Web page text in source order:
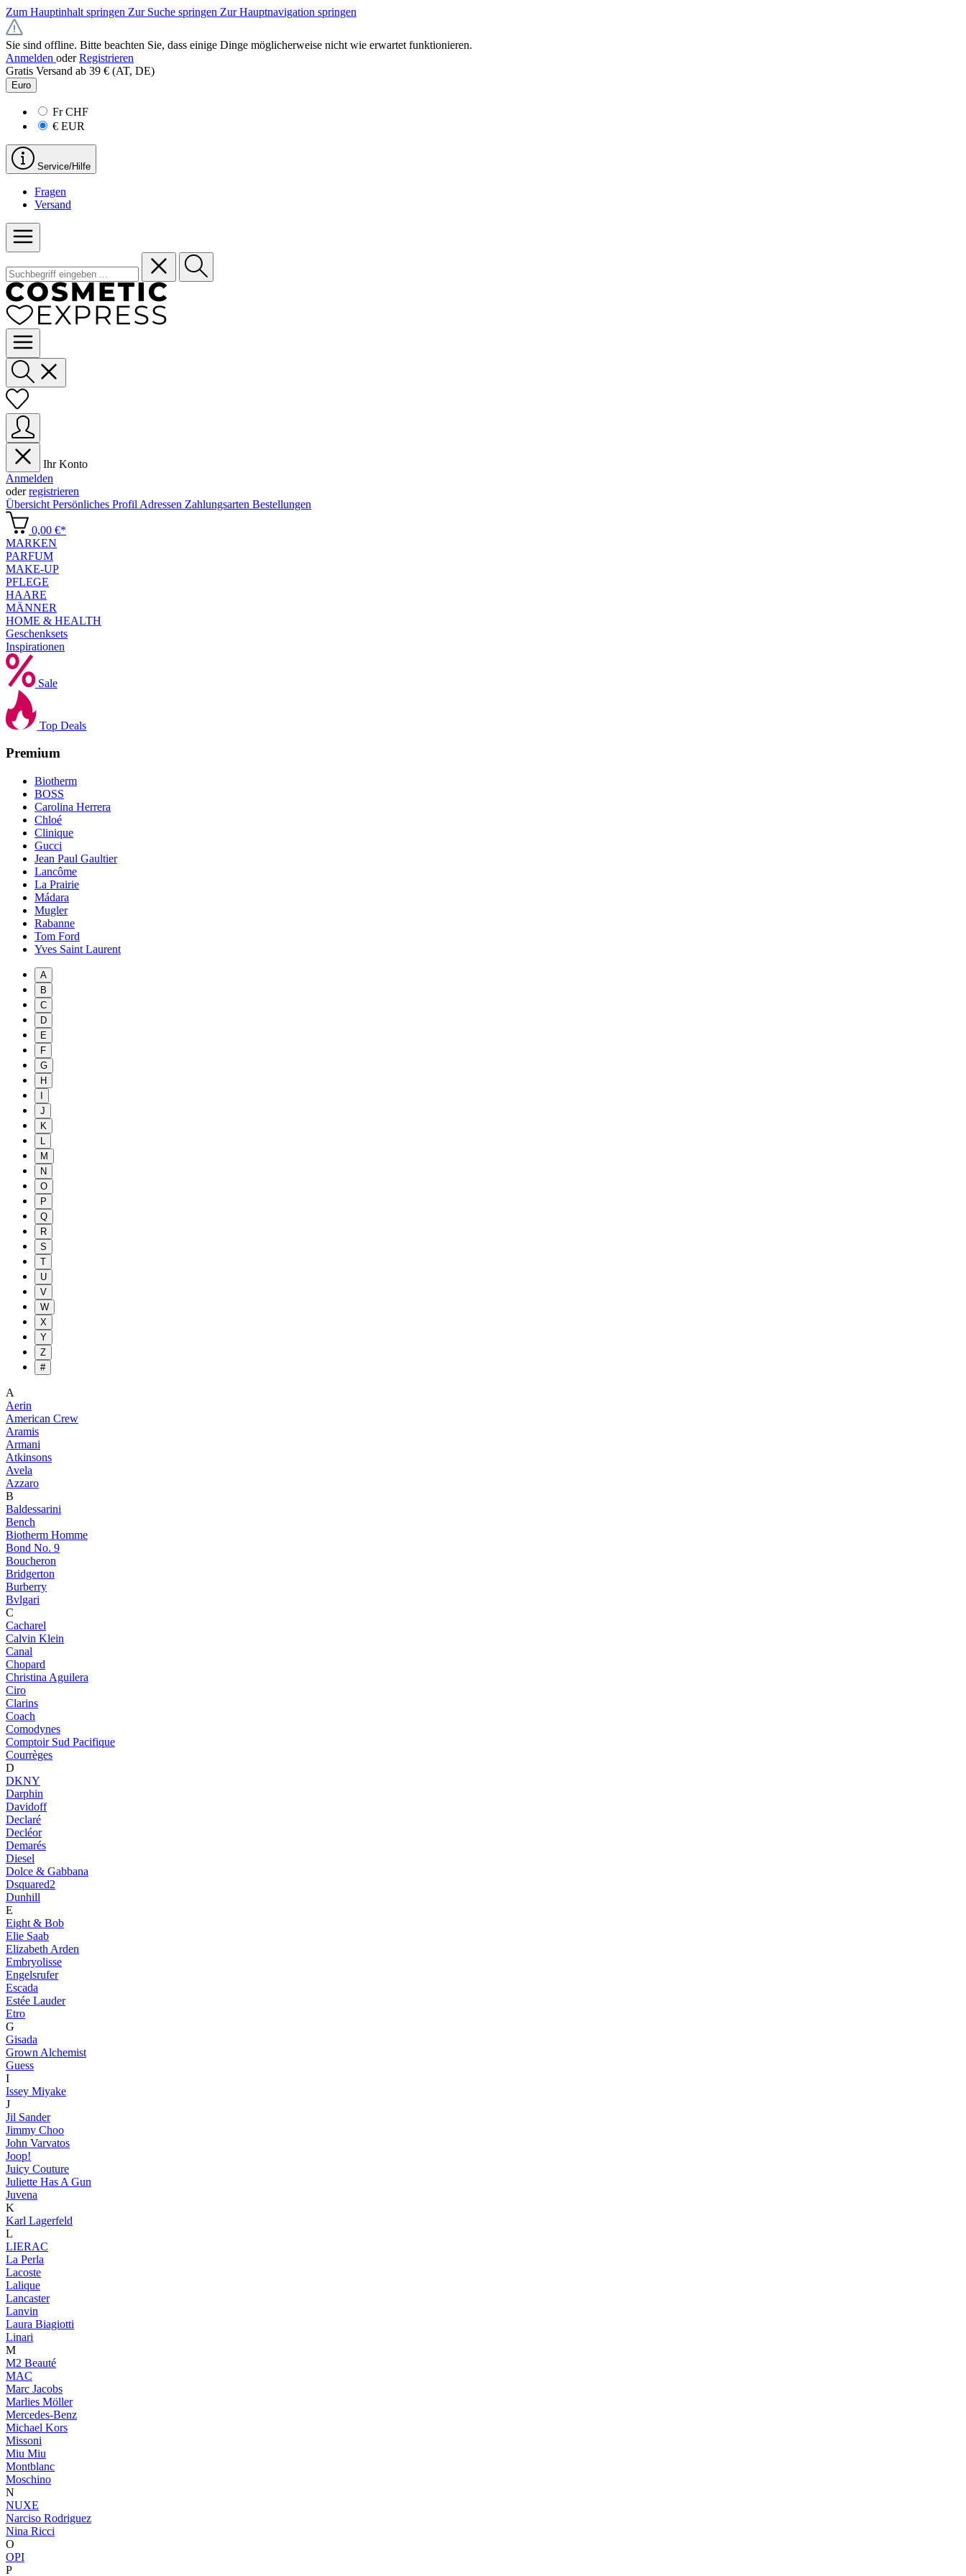
Zum Hauptinhalt springen Zur Suche springen Zur Hauptnavigation springen
Sie sind offline. Bitte beachten Sie, dass einige Dinge möglicherweise nicht wie erwartet funktionieren.
Anmelden oder Registrieren
Gratis Versand ab 39 € (AT, DE)
Euro
FrCHF
€ EUR
Service/Hilfe
Fragen
Versand
Ihr Konto
Anmelden
oderregistrieren
Übersicht Persönliches Profil Adressen Zahlungsarten Bestellungen
0,00 €*
MARKEN
PARFUM
MAKE-UP
PFLEGE
HAARE
MÄNNER
HOME & HEALTH
Geschenksets
Inspirationen
Sale
Top Deals
Premium
Biotherm
BOSS
Carolina Herrera
Chloé
Clinique
Gucci
Jean Paul Gaultier
Lancôme
La Prairie
Mádara
Mugler
Rabanne
Tom Ford
Yves Saint Laurent
A
B
C
D
E
F
G
H
J
K
L
M
N
O
P
Q
R
S
T
U
V
W
X
Y
Z
#
A
Aerin
American Crew
Aramis
Armani
Atkinsons
Avela
Azzaro
B
Baldessarini
Bench
Biotherm Homme
Bond No. 9
Boucheron
Bridgerton
Burberry
Bvlgari
C
Cacharel
Calvin Klein
Canal
Chopard
Christina Aguilera
Ciro
Clarins
Coach
Comodynes
Comptoir Sud Pacifique
Courrèges
D
DKNY
Darphin
Davidoff
Declaré
Decléor
Demarés
Diesel
Dolce & Gabbana
Dsquared2
Dunhill
E
Eight & Bob
Elie Saab
Elizabeth Arden
Embryolisse
Engelsrufer
Escada
Estée Lauder
Etro
G
Gisada
Grown Alchemist
Guess
I
Issey Miyake
J
Jil Sander
Jimmy Choo
John Varvatos
Joop!
Juicy Couture
Juliette Has A Gun
Juvena
K
Karl Lagerfeld
L
LIERAC
La Perla
Lacoste
Lalique
Lancaster
Lanvin
Laura Biagiotti
Linari
M
M2 Beauté
MAC
Marc Jacobs
Marlies Möller
Mercedes-Benz
Michael Kors
Missoni
Miu Miu
Montblanc
Moschino
N
NUXE
Narciso Rodriguez
Nina Ricci
O
OPI
P